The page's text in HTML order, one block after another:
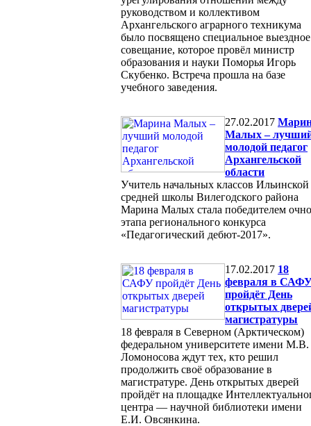
руководством и коллективом
Архангельского аграрного техникума
было посвящено специальное выездное
совещание, которое провёл министр
образования и науки Поморья Игорь
Скубенко. Встреча прошла на базе
учебного заведения.
27.02.2017
Малых –
молодой педагог
Архангельской
области
Учитель начальных классов Ильинской
средней школы Вилегодского района
Марина Малых стала победителем
этапа регионального конкурса
«Педагогический дебют-2017».
17.02.2017 18
февраля в
пройдёт День
открытых
магистратуры
18 февраля в Северном (Арктическом)
федеральном университете имени М.В.
Ломоносова ждут тех, кто решил
продолжить своё образование в
магистратуре. День открытых дверей
пройдёт на площадке
центра — научной библиотеки имени
Е.И. Овсянкина.